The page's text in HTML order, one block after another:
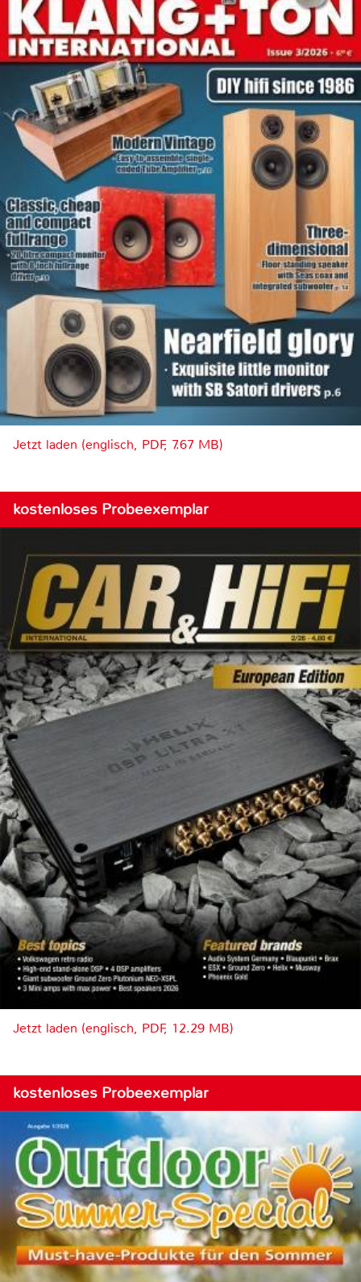
Jetzt laden (englisch, PDF, 7.67 MB)
kostenloses Probeexemplar
Jetzt laden (englisch, PDF, 12.29 MB)
kostenloses Probeexemplar